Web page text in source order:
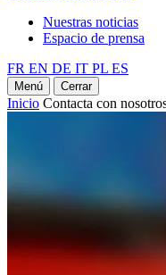
Nuestras noticias
Espacio de prensa
FR EN DE IT PL ES
Menú Cerrar
Inicio Contacta con